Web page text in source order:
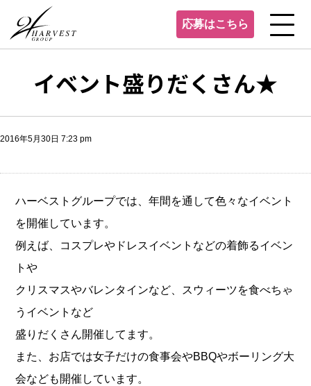
応募はこちら
イベント盛りだくさん★
2016年5月30日 7:23 pm
ハーベストグループでは、年間を通して色々なイベント
を開催しています。
例えば、コスプレやドレスイベントなどの着飾るイベン
トや
クリスマスやバレンタインなど、スウィーツを食べちゃ
うイベントなど
盛りだくさん開催してます。
また、お店では女子だけの食事会やBBQやボーリング大
会なども開催しています。